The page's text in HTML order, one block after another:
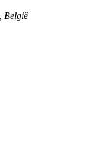
België